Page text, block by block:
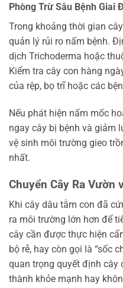
Phòng Trừ Sâu Bệnh Giai
Trong khoảng thời gian
quản lý rủi ro nấm bệnh.
dịch Trichoderma hoặc
Kiểm tra cây con hàng
của rệp, bọ trĩ hoặc các
Nếu phát hiện nấm mốc
ngay cây bị bệnh và giảm
vệ sinh môi trường gieo
nhất.
Chuyển Cây Ra Vườn
Khi cây dâu tằm con đã
ra môi trường lớn hơn để
cây cần được thực hiện
bộ rễ, hay còn gọi là “sốc
quan trọng quyết định cây
thành khỏe mạnh hay